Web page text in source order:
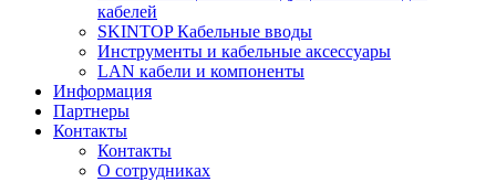
кабелей
SKINTOP Кабельные вводы
Инструменты и кабельные аксессуары
LAN кабели и компоненты
Информация
Партнеры
Контакты
Контакты
О сотрудниках